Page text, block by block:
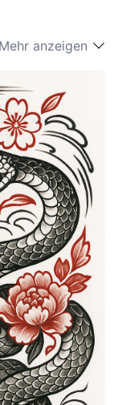
und
der
eine zentrale
derjenige
was eine
mystische
mit dem
wo
für
Darüber
Literatur,
Rabe" den
Welt weiter
des
Designs und
Wahl für
Mehr anzeigen